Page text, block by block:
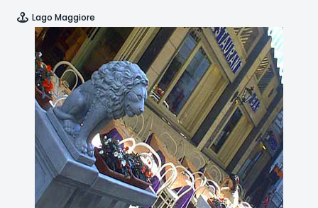
Lago Maggiore